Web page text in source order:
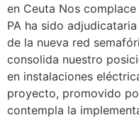
en Ceuta Nos
PA ha sido
de la nueva red
consolida nuestro
en instalaciones
proyecto, promovido
contempla la